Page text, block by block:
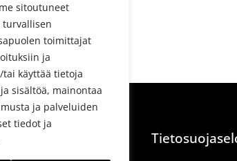
sitoutuneet
turvallisen
toimittajat
ja
käyttää tietoja
sisältöä, mainontaa
ja palveluiden
tiedot ja